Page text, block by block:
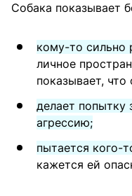
Собака показывает
кому-то сильно
личное
показывает, что
делает попытку
агрессию;
пытается кого-
кажется ей